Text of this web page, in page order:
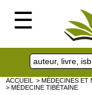
☰
ACCUEIL > MÉDECINES ET
> MÉDECINE TIBÉTAINE